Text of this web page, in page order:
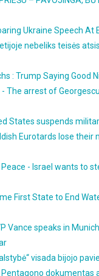
Ukraine Speech At
nebeliks teisės
: Trump Saying Good
The arrest of
States suspends
Eurotards lose their
- Israel wants to
First State to End
Vance speaks in
visada bijojo
dokumentas